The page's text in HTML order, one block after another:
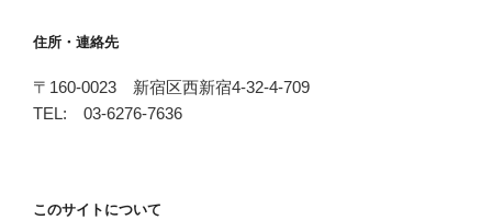
住所・連絡先
〒160-0023 新宿区西新宿4-32-4-709
TEL: 03-6276-7636
このサイトについて